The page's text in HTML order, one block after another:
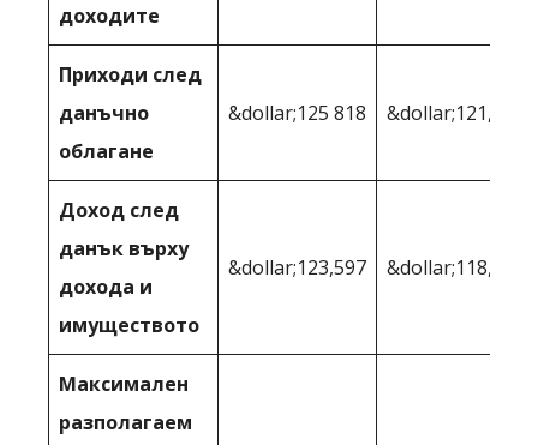
доходите
Приходи след
данъчно
облагане
&dollar;125 818 &dollar;121,134
Доход след
данък върху
дохода и
имуществото
&dollar;123,597 &dollar;118,234
Максимален
разполагаем